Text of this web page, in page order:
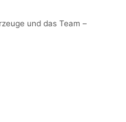
und das Team –